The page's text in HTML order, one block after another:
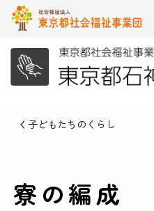
子どもたちのくらし
寮の編成